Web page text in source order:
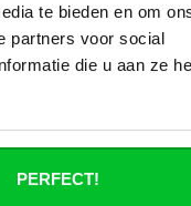
te bieden en om
partners voor social
die u aan ze
PERFECT!
bezorgt de
in uw
vragen